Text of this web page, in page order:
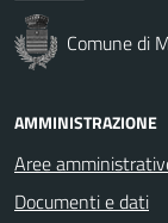
Comune di
AMMINISTRAZIONE
Aree
Documenti e dati